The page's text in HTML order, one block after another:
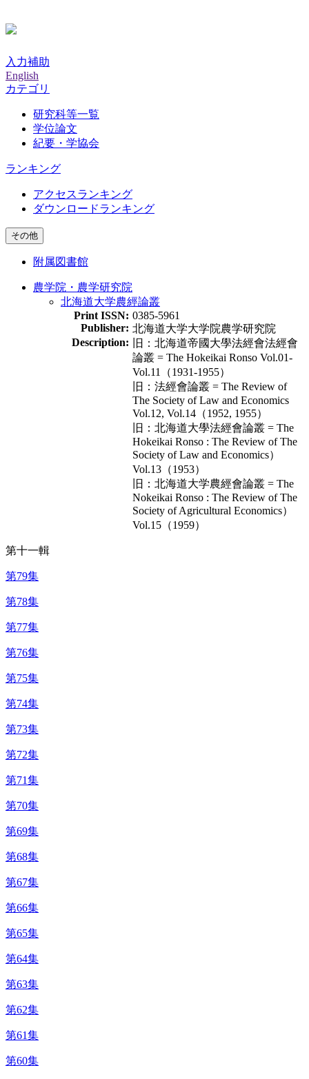
入力補助
English
カテゴリ
研究科等一覧
学位論文
紀要・学協会
ランキング
アクセスランキング
ダウンロードランキング
その他
附属図書館
農学院・農学研究院
北海道大学農經論叢
Print ISSN: 0385-5961
Publisher: 北海道大学大学院農学研究院
Description:
旧：北海道帝國大學法經會法經會
論叢 = The Hokeikai Ronso Vol.01-
Vol.11（1931-1955）
旧：法經會論叢 = The Review of
The Society of Law and Economics
Vol.12, Vol.14（1952, 1955）
旧：北海道大學法經會論叢 = The
Hokeikai Ronso : The Review of The
Society of Law and Economics）
Vol.13（1953）
旧：北海道大学農經會論叢 = The
Nokeikai Ronso : The Review of The
Society of Agricultural Economics）
Vol.15（1959）
第十一輯
第79集
第78集
第77集
第76集
第75集
第74集
第73集
第72集
第71集
第70集
第69集
第68集
第67集
第66集
第65集
第64集
第63集
第62集
第61集
第60集